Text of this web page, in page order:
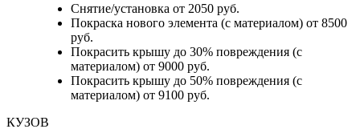
Снятие/установка от 2050 руб.
Покраска нового элемента (с материалом) от 8500
руб.
Покрасить крышу до 30% повреждения (с
материалом) от 9000 руб.
Покрасить крышу до 50% повреждения (с
материалом) от 9100 руб.
КУЗОВ